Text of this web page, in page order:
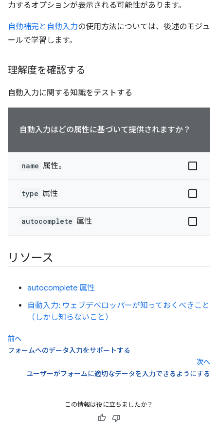
力するオプションが表示される可能性があります。
自動補完と自動入力の使用方法については、後述のモジュ
ールで学習します。
理解度を確認する
自動入力に関する知識をテストする
自動入力はどの属性に基づいて提供されますか？
name 属性。
type 属性
autocomplete 属性
リソース
autocomplete 属性
自動入力: ウェブデベロッパーが知っておくべきこと
（しかし知らないこと）
前へ
フォームへのデータ入力をサポートする
次へ
ユーザーがフォームに適切なデータを入力できるようにする
この情報は役に立ちましたか？